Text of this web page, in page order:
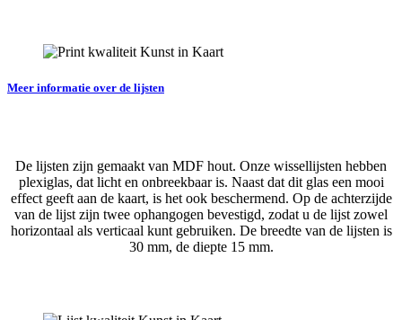
Meer informatie over de lijsten
De lijsten zijn gemaakt van MDF hout. Onze wissellijsten hebben
plexiglas, dat licht en onbreekbaar is. Naast dat dit glas een mooi
effect geeft aan de kaart, is het ook beschermend. Op de achterzijde
van de lijst zijn twee ophangogen bevestigd, zodat u de lijst zowel
horizontaal als verticaal kunt gebruiken. De breedte van de lijsten is
30 mm, de diepte 15 mm.